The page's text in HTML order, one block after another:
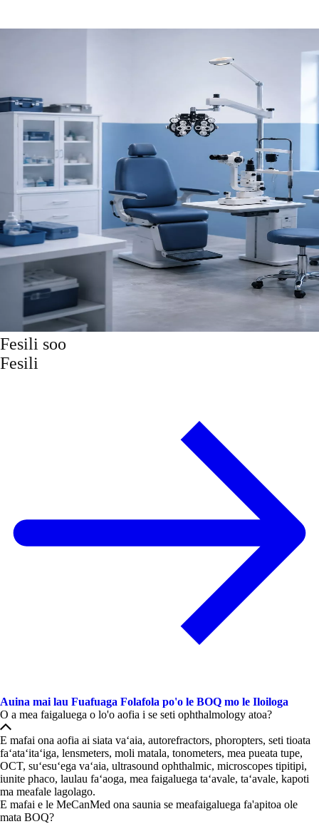
Fesili soo
Fesili
Auina mai lau Fuafuaga Folafola po'o le BOQ mo le Iloiloga
O a mea faigaluega o lo'o aofia i se seti ophthalmology atoa?
E mafai ona aofia ai siata vaʻaia, autorefractors, phoropters, seti tioata
faʻataʻitaʻiga, lensmeters, moli matala, tonometers, mea pueata tupe,
OCT, suʻesuʻega vaʻaia, ultrasound ophthalmic, microscopes tipitipi,
iunite phaco, laulau faʻaoga, mea faigaluega taʻavale, taʻavale, kapoti
ma meafale lagolago.
E mafai e le MeCanMed ona saunia se meafaigaluega fa'apitoa ole
mata BOQ?